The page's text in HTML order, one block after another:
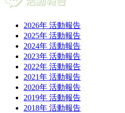
2026年 活動報告
2025年 活動報告
2024年 活動報告
2023年 活動報告
2022年 活動報告
2021年 活動報告
2020年 活動報告
2019年 活動報告
2018年 活動報告